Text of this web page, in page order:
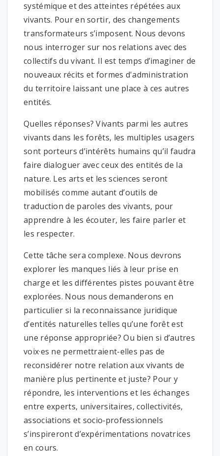
systémique et des atteintes répétées aux
vivants. Pour en sortir, des changements
transformateurs s’imposent. Nous devons
nous interroger sur nos relations avec des
collectifs du vivant. Il est temps d’imaginer de
nouveaux récits et formes d'administration
du territoire laissant une place à ces autres
entités.
Quelles réponses? Vivants parmi les autres
vivants dans les forêts, les multiples usagers
sont porteurs d’intérêts humains qu’il faudra
faire dialoguer avec ceux des entités de la
nature. Les arts et les sciences seront
mobilisés comme autant d’outils de
traduction de paroles des vivants, pour
apprendre à les écouter, les faire parler et
les respecter.
Cette tâche sera complexe. Nous devrons
explorer les manques liés à leur prise en
charge et les différentes pistes pouvant être
explorées. Nous nous demanderons en
particulier si la reconnaissance juridique
d’entités naturelles telles qu’une forêt est
une réponse appropriée? Ou bien si d’autres
voix·es ne permettraient-elles pas de
reconsidérer notre relation aux vivants de
manière plus pertinente et juste? Pour y
répondre, les interventions et les échanges
entre experts, universitaires, collectivités,
associations et socio‑professionnels
s’inspireront d’expérimentations novatrices
en cours.